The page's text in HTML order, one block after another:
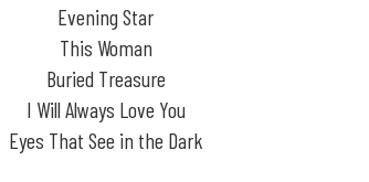
Evening Star
This Woman
Buried Treasure
I Will Always Love You
Eyes That See in the Dark